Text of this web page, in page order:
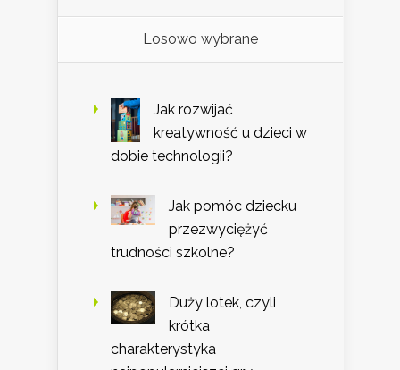
Losowo wybrane
Jak rozwijać
kreatywność u dzieci w
dobie technologii?
Jak pomóc dziecku
przezwyciężyć
trudności szkolne?
Duży lotek, czyli
krótka
charakterystyka